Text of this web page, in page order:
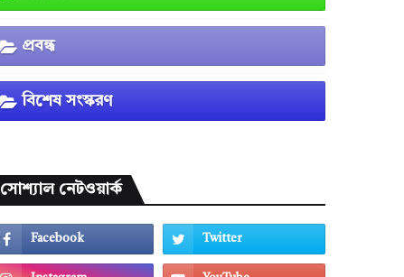
প্রবন্ধ
বিশেষ সংস্করণ
সোশ্যাল নেটওয়ার্ক